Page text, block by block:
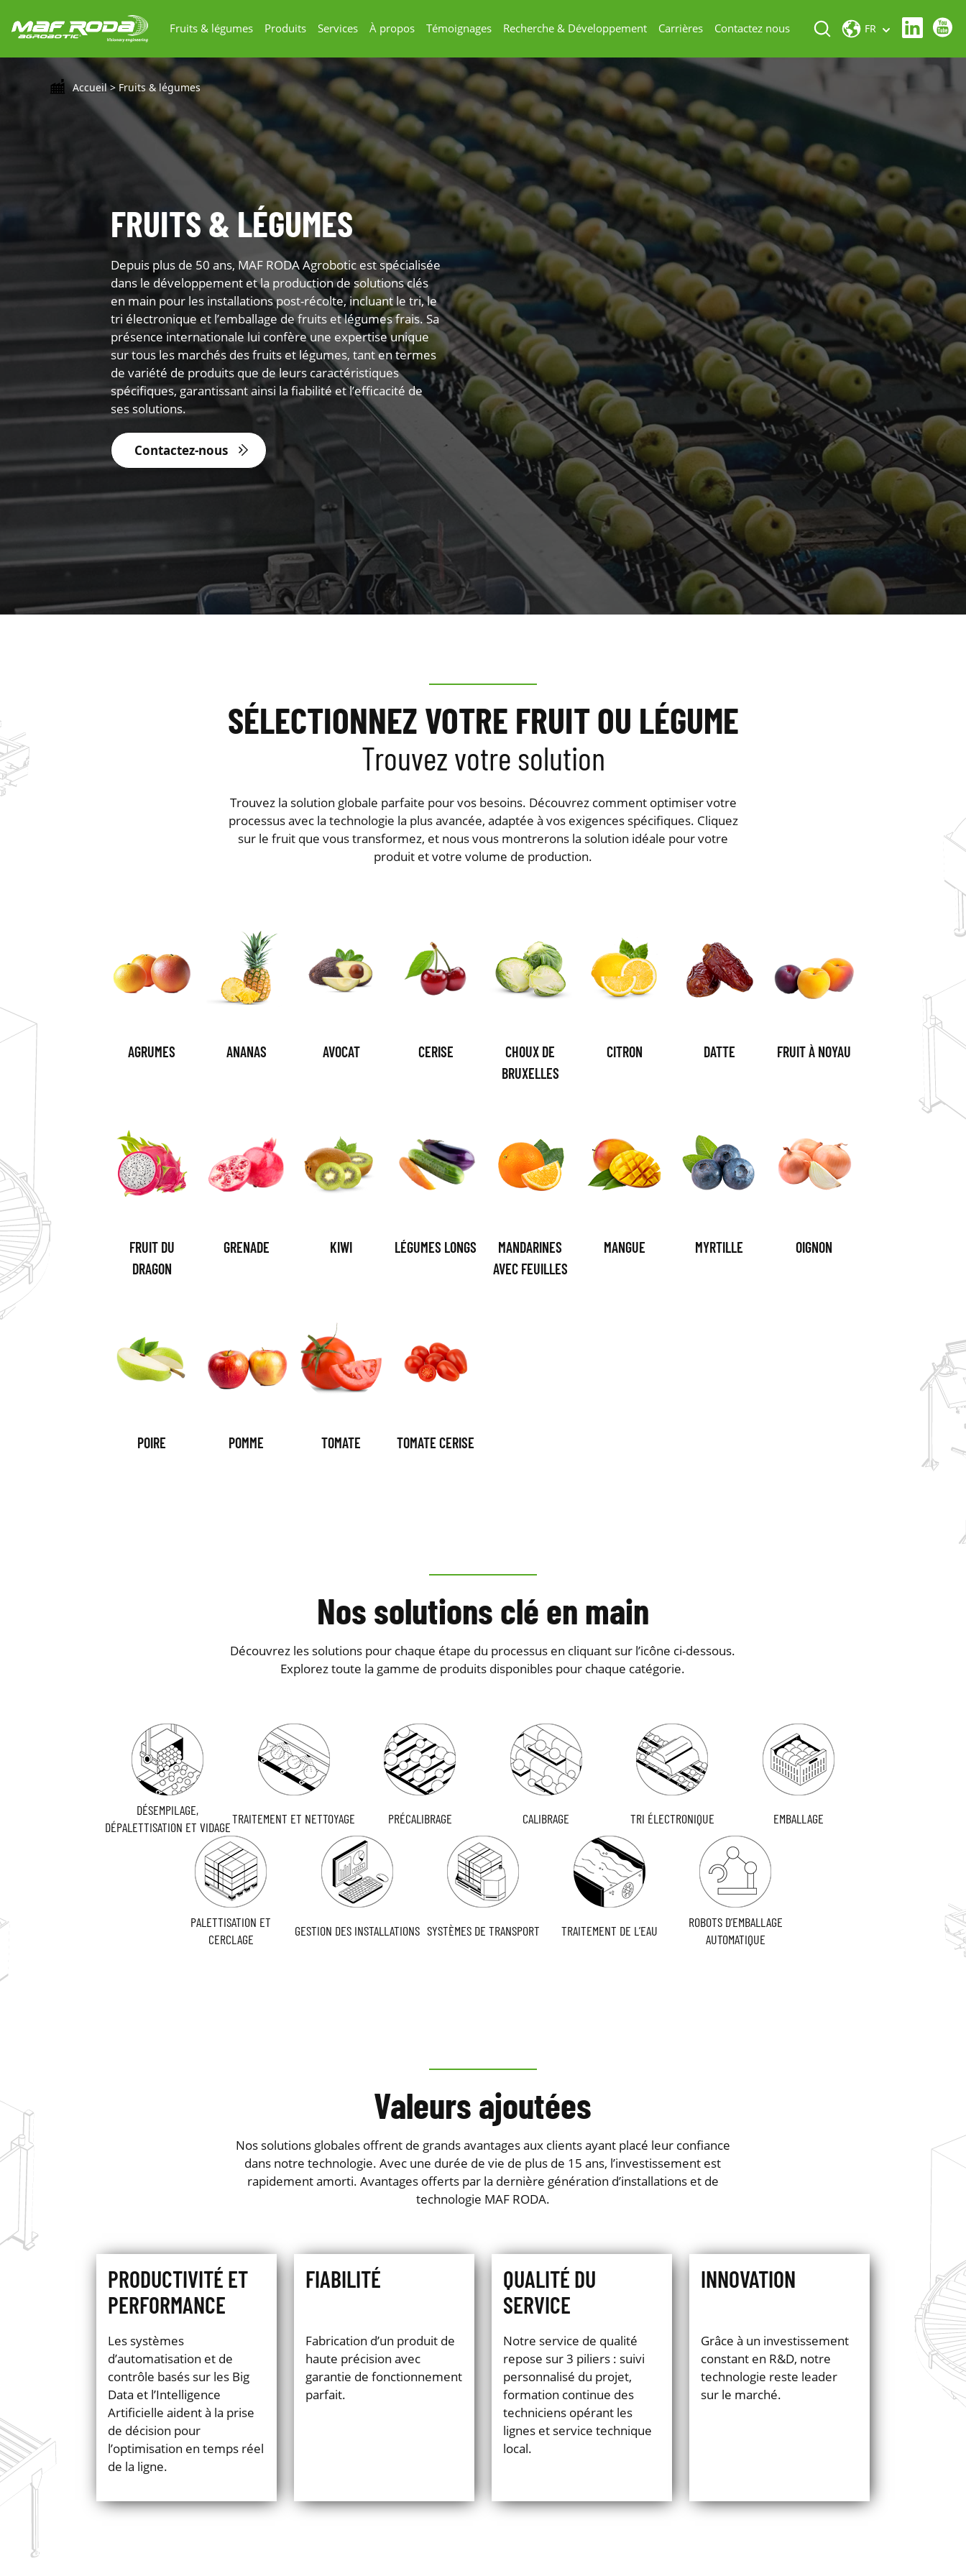
Fruits & légumes Produits Services À propos Témoignages Recherche & Développement Carrières Contactez nous FR
Accueil> Fruits & légumes
FRUITS & LÉGUMES
Depuis plus de 50 ans, MAF RODA Agrobotic est spécialisée
dans le développement et la production de solutions clés
en main pour les installations post-récolte, incluant le tri, le
tri électronique et l’emballage de fruits et légumes frais. Sa
présence internationale lui confère une expertise unique
sur tous les marchés des fruits et légumes, tant en termes
de variété de produits que de leurs caractéristiques
spécifiques, garantissant ainsi la fiabilité et l’efficacité de
ses solutions.
Contactez-nous
SÉLECTIONNEZ VOTRE FRUIT OU LÉGUME
Trouvez votre solution
Trouvez la solution globale parfaite pour vos besoins. Découvrez comment optimiser votre
processus avec la technologie la plus avancée, adaptée à vos exigences spécifiques. Cliquez
sur le fruit que vous transformez, et nous vous montrerons la solution idéale pour votre
produit et votre volume de production.
AGRUMES ANANAS AVOCAT CERISE
CHOUX DE
BRUXELLES
CITRON DATTE FRUIT À NOYAU
FRUIT DU
DRAGON
GRENADE KIWI LÉGUMES LONGS
MANDARINES
AVEC FEUILLES
MANGUE MYRTILLE OIGNON
POIRE POMME TOMATE TOMATE CERISE
Nos solutions clé en main
Découvrez les solutions pour chaque étape du processus en cliquant sur l’icône ci-dessous.
Explorez toute la gamme de produits disponibles pour chaque catégorie.
DÉSEMPILAGE,
DÉPALETTISATION ET VIDAGE
TRAITEMENT ET NETTOYAGE PRÉCALIBRAGE CALIBRAGE TRI ÉLECTRONIQUE EMBALLAGE
PALETTISATION ET
CERCLAGE
GESTION DES INSTALLATIONS SYSTÈMES DE TRANSPORT TRAITEMENT DE L’EAU
ROBOTS D’EMBALLAGE
AUTOMATIQUE
Valeurs ajoutées
Nos solutions globales offrent de grands avantages aux clients ayant placé leur confiance
dans notre technologie. Avec une durée de vie de plus de 15 ans, l’investissement est
rapidement amorti. Avantages offerts par la dernière génération d’installations et de
technologie MAF RODA.
PRODUCTIVITÉ ET
PERFORMANCE
Les systèmes
d’automatisation et de
contrôle basés sur les Big
Data et l’Intelligence
Artificielle aident à la prise
de décision pour
l’optimisation en temps réel
de la ligne.
FIABILITÉ
Fabrication d’un produit de
haute précision avec
garantie de fonctionnement
parfait.
QUALITÉ DU
SERVICE
Notre service de qualité
repose sur 3 piliers : suivi
personnalisé du projet,
formation continue des
techniciens opérant les
lignes et service technique
local.
INNOVATION
Grâce à un investissement
constant en R&D, notre
technologie reste leader
sur le marché.